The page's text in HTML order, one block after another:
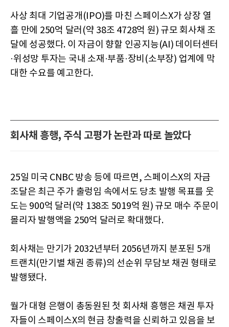
사상 최대 기업공개(IPO)를 마친 스페이스X가 상장 열
흘 만에 250억 달러(약 38조 4728억 원) 규모 회사채 조
달에 성공했다. 이 자금이 향할 인공지능(AI) 데이터센터
·위성망 투자는 국내 소재·부품·장비(소부장) 업계에 막
대한 수요를 예고한다.
회사채 흥행, 주식 고평가 논란과 따로 놀았다
25일 미국 CNBC 방송 등에 따르면, 스페이스X의 자금
조달은 최근 주가 출렁임 속에서도 당초 발행 목표를 웃
도는 900억 달러(약 138조 5019억 원) 규모 매수 주문이
몰리자 발행액을 250억 달러로 확대했다.
회사채는 만기가 2032년부터 2056년까지 분포된 5개
트랜치(만기별 채권 종류)의 선순위 무담보 채권 형태로
발행됐다.
월가 대형 은행이 총동원된 첫 회사채 흥행은 채권 투자
자들이 스페이스X의 현금 창출력을 신뢰하고 있음을 보